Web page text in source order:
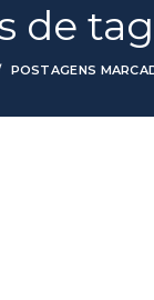
de
POSTAGENS